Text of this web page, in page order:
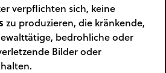
verpflichten sich, keine
zu produzieren, die kränkende,
bedrohliche oder
Bilder oder